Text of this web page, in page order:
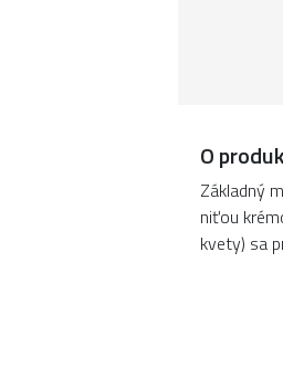
O
Základný
niťou
kvety) sa